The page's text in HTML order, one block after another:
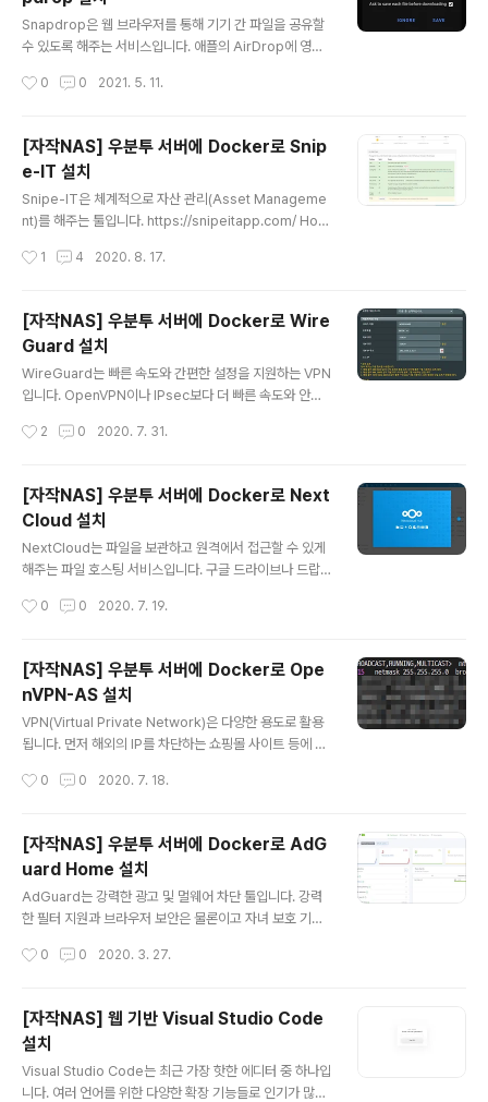
화해서 보관할 수 있습니다. 암호화를 하지 않고 구글 드라
이브를 연동하는 방법은 아래 링크를 참조하면 됩니다. 20
ker로 rclone 설치 및 구글 드라이브 연동 [자작NAS..
Snapdrop은 웹 브라우저를 통해 기기 간 파일을 공유할
수 있도록 해주는 서비스입니다. 애플의 AirDrop에 영감
의 공식 Git 저장소입니다. RobinLinus/snapdrop: A P
b.com) RobinLinus/snapdrop A Progressive We
b App for local file sharing . Contribute to Robin
Linus/snapdrop development by creating an ac
count on GitHub. github.com Snapdrop을 도커로
설치하는 방법을 알아보겠습니다. 먼저 설정 파일이 저장..
0 0 2021. 5. 11.
[자작NAS] 우분투 서버에 Docker로 Snip
e-IT 설치
Snipe-IT은 체계적으로 자산 관리(Asset Manageme
nt)를 해주는 툴입니다. https://snipeitapp.com/ Hom
t Snipe-IT is a free, open source IT asset mana
software licenses, accessories, components an
d consumables within your organization. snipeit
app.com 가정에도 다양한 모바일 디바이스나 IoT 장비
를 사용하는 경우 장비들을 관리하기가 쉽지 않습니다. Io
T 기기를 사용 중에 이사를 가게 되거나 하는 경우 ..
1 4 2020. 8. 17.
[자작NAS] 우분투 서버에 Docker로 Wire
Guard 설치
WireGuard는 빠른 속도와 간편한 설정을 지원하는 VPN
입니다. OpenVPN이나 IPsec보다 더 빠른 속도와 안정
는 리눅스 커널 5.6 이후 버전부터는 기본적으로 커널에
WireGuard 설치 방법을 알아보겠습니다. 1. WireGuar
d 설치 먼저 설정 파일을 저장할 디렉터리를 생성합니다. s
udo mkdir -p /data/wireguard/config 그리고 linux
server/wireguard 이미지로 컨테이너를 생성합니다. s
udo docker create \ --name=wireguard \ --cap
2 0 2020. 7. 31.
[자작NAS] 우분투 서버에 Docker로 Next
Cloud 설치
NextCloud는 파일을 보관하고 원격에서 접근할 수 있게
해주는 파일 호스팅 서비스입니다. 구글 드라이브나 드랍
다. Docker를 통해 NextCloud를 설치하는 방법을 알아
가 등록되어 있습니다. https://hub.docker.com/_/nex
tcloud nextcloud - Docker Hub Supported tags
and respective Dockerfile links 15.0.13-apache,
15.0-apache, 15-apache, 15.0.13, 15.0, 15 15.0.1
3-fpm-alpine, 15.0-fpm-alpine, 15-fpm-alpine 1
0 0 2020. 7. 19.
[자작NAS] 우분투 서버에 Docker로 Ope
nVPN-AS 설치
VPN(Virtual Private Network)은 다양한 용도로 활용
됩니다. 먼저 해외의 IP를 차단하는 쇼핑몰 사이트 등에 접
에서 접속할 때 VPN 연결만 허용하게 해서 보안을 강화할
해서 사용이 가능한 VPN입니다. OpenVPN-AS(Open
VPN Access Server)는 OpenVPN에 GUI를 통한 다
양한 추가 기능을 제공합니다. 기본적으로 최대 2대의 기
기의 동시 접속이 가능하며 그 이상의 동시 접속은 유료입
니다. Docker로 OpenVPN-AS를 동작시키는 방법을
워크 인터페이스의 이름을 획득합니다. ifconfig..
0 0 2020. 7. 18.
[자작NAS] 우분투 서버에 Docker로 AdG
uard Home 설치
AdGuard는 강력한 광고 및 멀웨어 차단 툴입니다. 강력
한 필터 지원과 브라우저 보안은 물론이고 자녀 보호 기능
에서 광고를 추적하고 차단할 수 있는 툴입니다. 일반적으
합니다. AdGuard Home은 라우터의 DNS 서버 설정을
통해서 네트워크 전체의 광고를 차단시킬 수 있습니다. 아
쉬운 점은 AdGuard Home은 유튜브 광고를 차단하지
못한다는 점입니다. Docker를 통해 AdGuard Home을
설치하는 방법을 알아보겠습니다. 먼저 systemd-resol
0 0 2020. 3. 27.
[자작NAS] 웹 기반 Visual Studio Code
설치
Visual Studio Code는 최근 가장 핫한 에디터 중 하나입
니다. 여러 언어를 위한 다양한 확장 기능들로 인기가 많은